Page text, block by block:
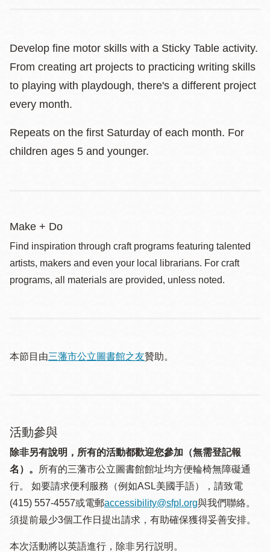
Develop fine motor skills with a Sticky Table activity.
From creating art projects to practicing writing skills
to playing with playdough, there's a different project
every month.
Repeats on the first Saturday of each month. For
children ages 5 and younger.
Make + Do
Find inspiration through craft programs featuring talented
artists, makers and even your local librarians. For craft
programs, all materials are provided, unless noted.
本節目由三藩市公立圖書館之友贊助。
活動參與
除非另有說明，所有的活動都歡迎您參加（無需登記報
名）。
所有的三藩市公立圖書館館址均方便輪椅無障礙通
行。 如要請求便利服務（例如ASL美國手語），請致電
(415) 557-4557或電郵accessibility@sfpl.org與我們聯絡。
須提 前最少3個工作日提出請求，有助確保獲得妥善安排。
本次活動將以英語進行，除非另行説明。